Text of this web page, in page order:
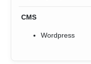
CMS
Wordpress